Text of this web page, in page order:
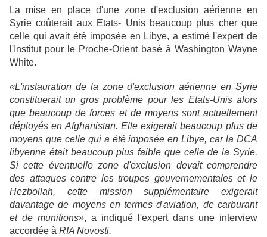
La mise en place d'une zone d'exclusion aérienne en
Syrie coûterait aux Etats- Unis beaucoup plus cher que
celle qui avait été imposée en Libye, a estimé l'expert de
l'Institut pour le Proche-Orient basé à Washington Wayne
White.
«L'instauration de la zone d'exclusion aérienne en Syrie
constituerait un gros problème pour les Etats-Unis alors
que beaucoup de forces et de moyens sont actuellement
déployés en Afghanistan. Elle exigerait beaucoup plus de
moyens que celle qui a été imposée en Libye, car la DCA
libyenne était beaucoup plus faible que celle de la Syrie.
Si cette éventuelle zone d'exclusion devait comprendre
des attaques contre les troupes gouvernementales et le
Hezbollah, cette mission supplémentaire exigerait
davantage de moyens en termes d'aviation, de carburant
et de munitions», a indiqué l'expert dans une interview
accordée à RIA Novosti.